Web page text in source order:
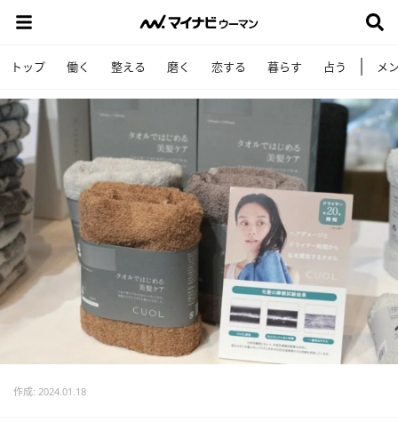
トップ 働く 整える 磨く 恋する 暮らす 占う メ
作成: 2024.01.18